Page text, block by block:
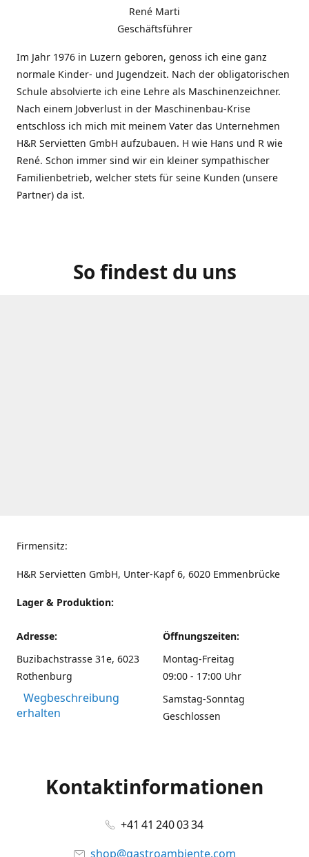
René Marti
Geschäftsführer
Im Jahr 1976 in Luzern geboren, genoss ich eine ganz
normale Kinder- und Jugendzeit. Nach der obligatorischen
Schule absolvierte ich eine Lehre als Maschinenzeichner.
Nach einem Jobverlust in der Maschinenbau-Krise
entschloss ich mich mit meinem Vater das Unternehmen
H&R Servietten GmbH aufzubauen. H wie Hans und R wie
René. Schon immer sind wir ein kleiner sympathischer
Familienbetrieb, welcher stets für seine Kunden (unsere
Partner) da ist.
So findest du uns
Firmensitz:
H&R Servietten GmbH, Unter-Kapf 6, 6020 Emmenbrücke
Lager & Produktion:
Adresse:
Buzibachstrasse 31e, 6023
Rothenburg
Wegbeschreibung
erhalten
Öffnungszeiten:
Montag-Freitag
09:00 - 17:00 Uhr
Samstag-Sonntag
Geschlossen
Kontaktinformationen
+41 41 240 03 34
shop@gastroambiente.com